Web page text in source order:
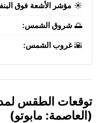
☀️ مؤشر الأشعة فوق
🌅 شروق الشمس:
🌇غروب الشمس:
(العاصمة: مابوتو)